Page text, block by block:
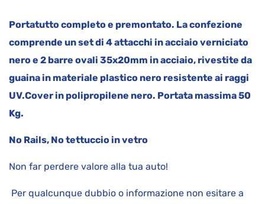
Portatutto completo e premontato. La confezione
comprende un set di 4 attacchi in acciaio verniciato
nero e 2 barre ovali 35x20mm in acciaio, rivestite da
guaina in materiale plastico nero resistente ai raggi
UV.Cover in polipropilene nero. Portata massima 50
Kg.
No Rails, No tettuccio in vetro
Non far perdere valore alla tua auto!
Per qualcunque dubbio o informazione non esitare a